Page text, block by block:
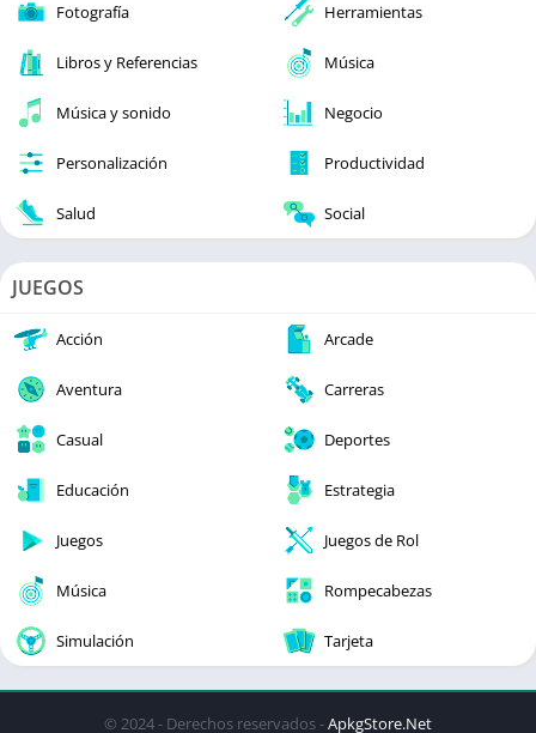
Fotografía Herramientas
Libros y Referencias Música
Música y sonido Negocio
Personalización Productividad
Salud Social
JUEGOS
Acción Arcade
Aventura Carreras
Casual Deportes
Educación Estrategia
Juegos Juegos de Rol
Música Rompecabezas
Simulación Tarjeta
© 2024 - Derechos reservados -ApkgStore.Net